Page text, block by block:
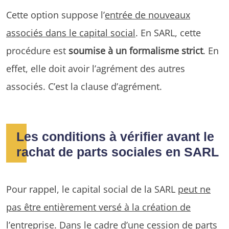
Cette option suppose l’entrée de nouveaux
associés dans le capital social. En SARL, cette
procédure est soumise à un formalisme strict. En
effet, elle doit avoir l’agrément des autres
associés. C’est la clause d’agrément.
Les conditions à vérifier avant le
rachat de parts sociales en SARL
Pour rappel, le capital social de la SARL peut ne
pas être entièrement versé à la création de
l’entreprise. Dans le cadre d’une cession de parts